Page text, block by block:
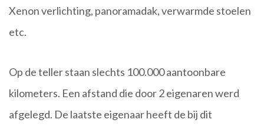
Xenon verlichting, panoramadak, verwarmde stoelen
etc.
Op de teller staan slechts 100.000 aantoonbare
kilometers. Een afstand die door 2 eigenaren werd
afgelegd. De laatste eigenaar heeft de bij dit